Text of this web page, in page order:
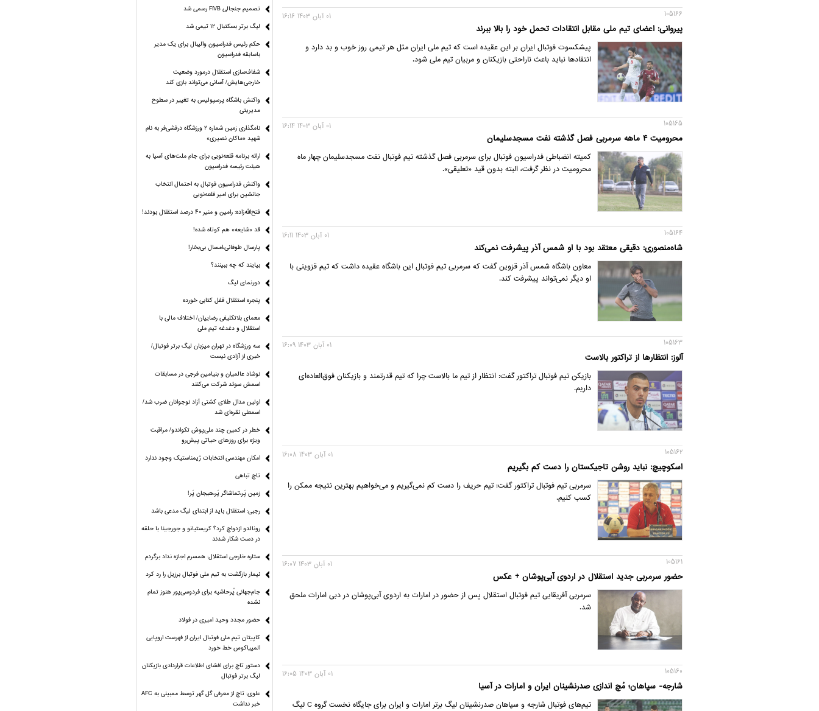
105166
پیروانی: اعضای تیم ملی مقابل انتقادات تحمل خود را بالا ببرند
01 آبان 1403 16:16
پیشکسوت فوتبال ایران بر این عقیده است که تیم ملی ایران مثل هر تیمی روز خوب و بد دارد و
انتقادها نباید باعث ناراحتی بازیکنان و مربیان تیم ملی شود.
105165
محرومیت ۴ ماهه سرمربی فصل گذشته نفت مسجدسلیمان
01 آبان 1403 16:14
کمیته انضباطی فدراسیون فوتبال برای سرمربی فصل گذشته تیم فوتبال نفت مسجدسلیمان چهار ماه
محرومیت در نظر گرفت، البته بدون قید «تعلیقی».
105164
شاه‌منصوری: دقیقی معتقد بود با او شمس آذر پیشرفت نمی‌کند
01 آبان 1403 16:11
معاون باشگاه شمس آذر قزوین گفت که سرمربی تیم فوتبال این باشگاه عقیده داشت که تیم قزوینی با
او دیگر نمی‌تواند پیشرفت کند.
105163
آلوز: انتظارها از تراکتور بالاست
01 آبان 1403 16:09
بازیکن تیم فوتبال تراکتور گفت: انتظار از تیم ما بالاست چرا که تیم قدرتمند و بازیکنان فوق‌العاده‌ای
داریم.
105162
اسکوچیچ: نباید روشن تاجیکستان را دست کم بگیریم
01 آبان 1403 16:08
سرمربی تیم فوتبال تراکتور گفت: تیم حریف را دست کم نمی‌گیریم و می‌خواهیم بهترین نتیجه ممکن را
کسب کنیم.
105161
حضور سرمربی جدید استقلال در اردوی آبی‌پوشان + عکس
01 آبان 1403 16:07
سرمربی آفریقایی تیم فوتبال استقلال پس از حضور در امارات به اردوی آبی‌پوشان در دبی امارات ملحق
شد.
105160
شارجه- سپاهان؛ مُچ اندازی صدرنشینان ایران و امارات در آسیا
01 آبان 1403 16:05
تیم‌های فوتبال شارجه و سپاهان صدرنشینان لیگ برتر امارات و ایران برای جایگاه نخست گروه C لیگ
تصمیم جنجالی FIVB رسمی شد
لیگ برتر بسکتبال ۱۲ تیمی شد
حکم رئیس فدراسیون والیبال برای یک مدیر
باسابقه فدراسیون
شفاف‌سازی استقلال درمورد وضعیت
خارجی‌هایش/ آسانی می‌تواند بازی کند
واکنش باشگاه پرسپولیس به تغییر در سطوح
مدیریتی
نامگذاری زمین شماره ۲ ورزشگاه درفشی‌فر به نام
شهید «ماکان نصیری»
ارائه برنامه‌ قلعه‌نویی برای جام ملت‌های آسیا به
هیئت رئیسه فدراسیون
واکنش فدراسیون فوتبال به احتمال انتخاب
جانشین برای امیر قلعه‌نویی
فتح‌الله‌زاده: رامین و منیر 40 درصد استقلال بودند!
قد «شایعه» هم کوتاه شده!
پارسال طوفانی،امسال بی‌بخار!
بیایند که چه ببینند؟
دورنمای لیگ
پنجره‌ استقلال قفل کتابی خورده
معمای بلاتکلیفی رضاییان/ اختلاف مالی با
استقلال و دغدغه تیم ملی
سه ورزشگاه در تهران میزبان لیگ برتر فوتبال/
خبری از آزادی نیست
نوشاد عالمیان و بنیامین فرجی در مسابقات
اسمش سوئد شرکت می‌کنند
اولین مدال طلای کشتی آزاد نوجوانان ضرب شد/
اسمعلی نقره‌ای شد
خطر در کمین چند ملی‌پوش تکواندو/ مراقبت
ویژه برای روزهای حیاتی پیش‌رو
امکان مهندسی انتخابات ژیمناستیک وجود ندارد
تاج تباهی
زمین پَر،تماشاگر پَر،هیجان پَر!
رجبی: استقلال باید از ابتدای لیگ مدعی باشد
رونالدو ازدواج کرد؟ کریستیانو و جورجینا با حلقه
در دست شکار شدند
ستاره خارجی استقلال: همسرم اجازه نداد برگردم
نیمار بازگشت به تیم ملی فوتبال برزیل را رد کرد
جام‌جهانی پُرحاشیه برای فردوسی‌پور هنوز تمام
نشده
حضور مجدد وحید امیری در فولاد
کاپیتان تیم ملی فوتبال ایران از فهرست اروپایی
المپیاکوس خط خورد
دستور تاج برای افشای اطلاعات قراردادی بازیکنان
لیگ برتر فوتبال
علوی: تاج از معرفی گل گهر توسط ممبینی به AFC
خبر نداشت